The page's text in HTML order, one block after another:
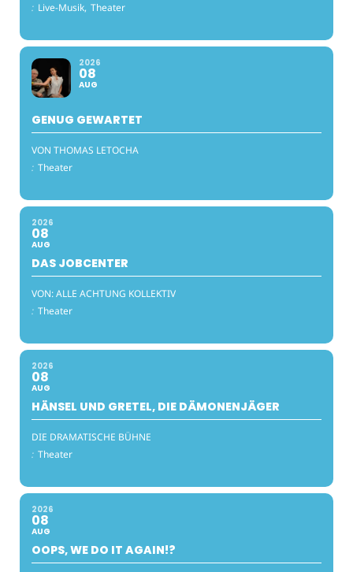
: Live-Musik, Theater
2026
08
AUG
GENUG GEWARTET
VON THOMAS LETOCHA
: Theater
2026
08
AUG
DAS JOBCENTER
VON: ALLE ACHTUNG KOLLEKTIV
: Theater
2026
08
AUG
HÄNSEL UND GRETEL, DIE DÄMONENJÄGER
DIE DRAMATISCHE BÜHNE
: Theater
2026
08
AUG
OOPS, WE DO IT AGAIN!?